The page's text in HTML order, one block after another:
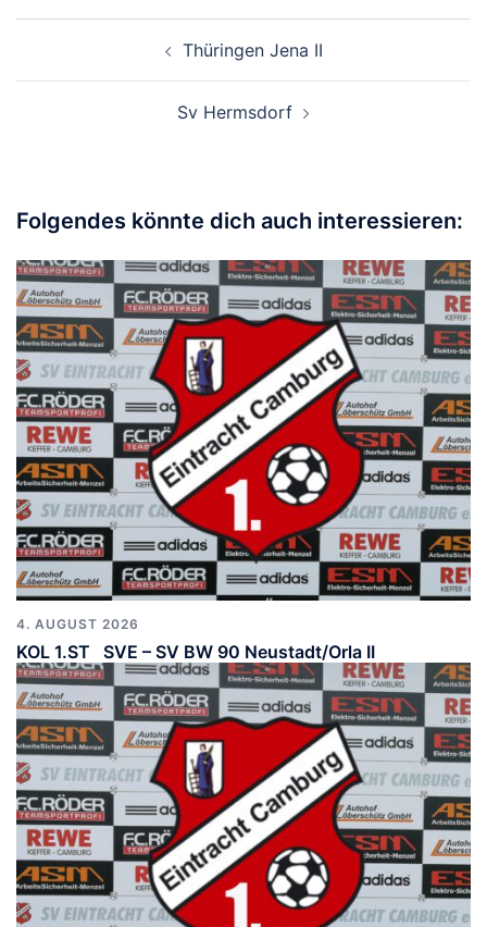
Thüringen Jena II
Sv Hermsdorf
Folgendes könnte dich auch interessieren:
4. AUGUST 2026
KOL 1.ST SVE – SV BW 90 Neustadt/Orla II